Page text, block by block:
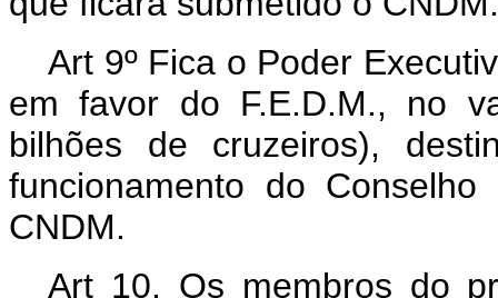
Art 9º Fica o Poder
em favor do F.E.D.M., no
bilhões de cruzeiros),
funcionamento do
CNDM.
Art 10. Os membros do